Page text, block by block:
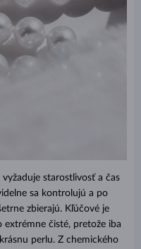
starostlivosť a čas
sa kontrolujú a po
zbierajú. Kľúčové je
čisté, pretože iba
perlu. Z chemického